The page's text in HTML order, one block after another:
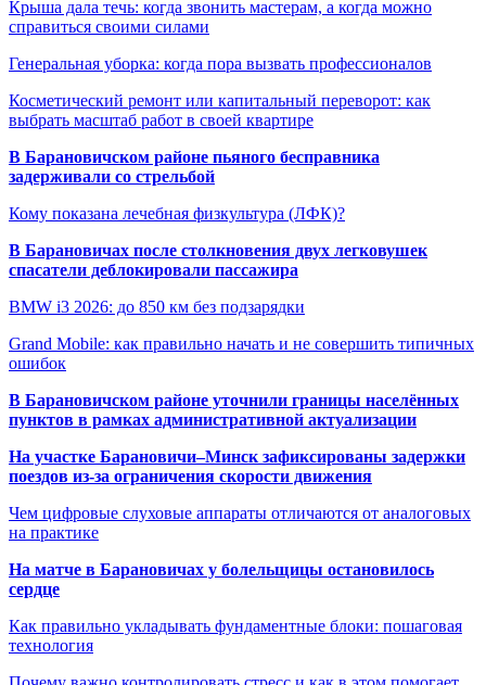
Крыша дала течь: когда звонить мастерам, а когда можно
справиться своими силами
Генеральная уборка: когда пора вызвать профессионалов
Косметический ремонт или капитальный переворот: как
выбрать масштаб работ в своей квартире
В Барановичском районе пьяного бесправника
задерживали со стрельбой
Кому показана лечебная физкультура (ЛФК)?
В Барановичах после столкновения двух легковушек
спасатели деблокировали пассажира
BMW i3 2026: до 850 км без подзарядки
Grand Mobile: как правильно начать и не совершить типичных
ошибок
В Барановичском районе уточнили границы населённых
пунктов в рамках административной актуализации
На участке Барановичи–Минск зафиксированы задержки
поездов из-за ограничения скорости движения
Чем цифровые слуховые аппараты отличаются от аналоговых
на практике
На матче в Барановичах у болельщицы остановилось
сердце
Как правильно укладывать фундаментные блоки: пошаговая
технология